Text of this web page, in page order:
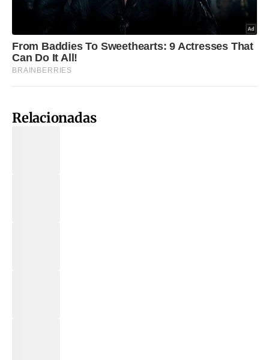
Relacionadas